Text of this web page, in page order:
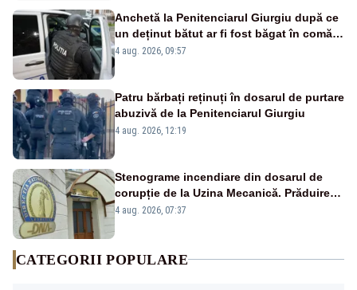
Anchetă la Penitenciarul Giurgiu după ce
un deținut bătut ar fi fost băgat în comă:
11 percheziții la angajații instituției
4 aug. 2026, 09:57
Patru bărbați reținuți în dosarul de purtare
abuzivă de la Penitenciarul Giurgiu
4 aug. 2026, 12:19
Stenograme incendiare din dosarul de
corupție de la Uzina Mecanică. Prăduirea
banilor din programul SAFE, interceptată
4 aug. 2026, 07:37
CATEGORII POPULARE